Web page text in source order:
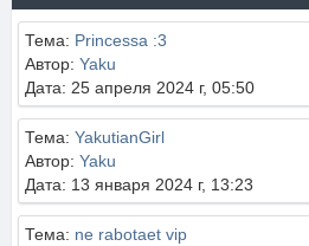
Тема: Princessa :3
Автор: Yaku
Дата: 25 апреля 2024 г, 05:50
Тема: YakutianGirl
Автор: Yaku
Дата: 13 января 2024 г, 13:23
Тема: ne rabotaet vip